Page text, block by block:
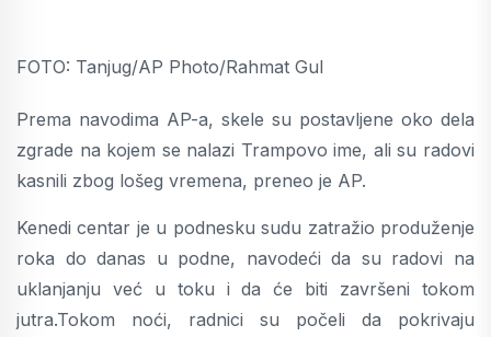
FOTO: Tanjug/AP Photo/Rahmat Gul
Prema navodima AP-a, skele su postavljene oko dela
zgrade na kojem se nalazi Trampovo ime, ali su radovi
kasnili zbog lošeg vremena, preneo je AP.
Kenedi centar je u podnesku sudu zatražio produženje
roka do danas u podne, navodeći da su radovi na
uklanjanju već u toku i da će biti završeni tokom
jutra.Tokom noći, radnici su počeli da pokrivaju